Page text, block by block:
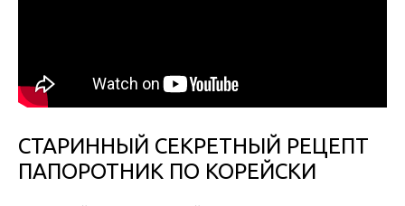
СТАРИННЫЙ СЕКРЕТНЫЙ РЕЦЕПТ
ПАПОРОТНИК ПО КОРЕЙСКИ